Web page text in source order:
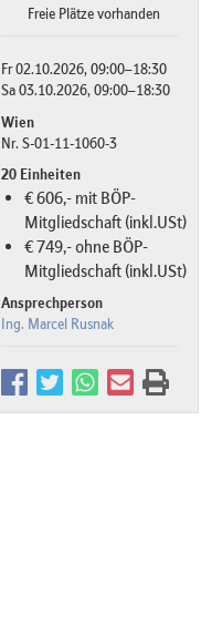
Freie Plätze vorhanden
Fr 02.10.2026, 09:00–18:30
Sa 03.10.2026, 09:00–18:30
Wien
Nr. S-01-11-1060-3
20 Einheiten
€ 606,- mit BÖP-
Mitgliedschaft (inkl.USt)
€ 749,- ohne BÖP-
Mitgliedschaft (inkl.USt)
Ansprechperson
Ing. Marcel Rusnak